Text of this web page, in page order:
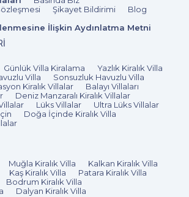
Şikayet Bildirimi
Blog
İlişkin Aydınlatma Metni
Günlük Villa Kiralama
Yazlık Kiralık Villa
Villa
Sonsuzluk Havuzlu Villa
Kiralık Villalar
Balayı Villaları
Deniz Manzaralı Kiralık Villalar
Lüks Villalar
Ultra Lüks Villalar
Doğa İçinde Kiralık Villa
Muğla Kiralık Villa
Kalkan Kiralık Villa
Kaş Kiralık Villa
Patara Kiralık Villa
Bodrum Kiralık Villa
Dalyan Kiralık Villa